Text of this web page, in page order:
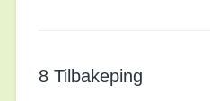
8 Tilbakeping